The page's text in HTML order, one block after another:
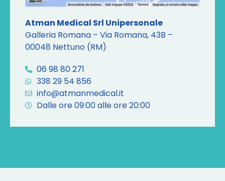
Atman Medical Srl Unipersonale
Galleria Romana – Via Romana, 43B –
00048 Nettuno (RM)
06 98 80 271
338 29 54 856
info@atmanmedical.it
Dalle ore 09:00 alle ore 20:00